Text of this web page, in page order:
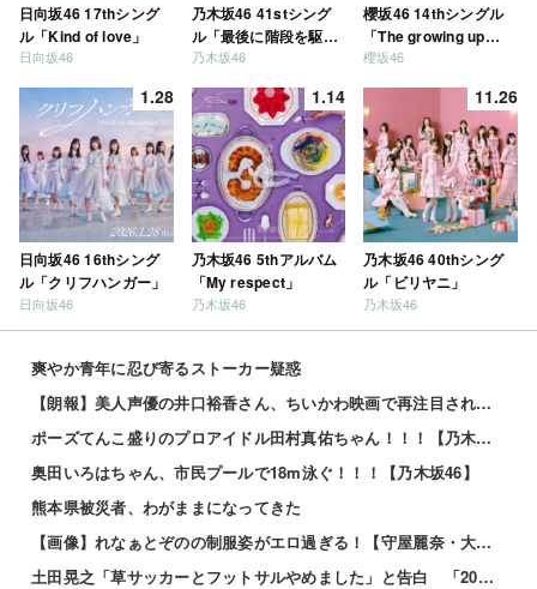
日向坂46 17thシング
ル「Kind of love」
日向坂46
乃木坂46 41stシング
ル「最後に階段を駆け
上がったのはいつ
乃木坂46
櫻坂46 14thシングル
「The growing up
train」
櫻坂46
1.28
日向坂46 16thシング
ル「クリフハンガー」
日向坂46
1.14
乃木坂46 5thアルバム
「My respect」
乃木坂46
11.26
乃木坂46 40thシング
ル「ビリヤニ」
乃木坂46
爽やか青年に忍び寄るストーカー疑惑
【朗報】美人声優の井口裕香さん、ちいかわ映画で再注目されるｗｗｗｗ
ポーズてんこ盛りのプロアイドル田村真佑ちゃん！！！【乃木坂46】
奥田いろはちゃん、市民プールで18m泳ぐ！！！【乃木坂46】
熊本県被災者、わがままになってきた
【画像】れなぁとぞのの制服姿がエロ過ぎる！【守屋麗奈・大園玲】【櫻坂46】 他
土田晃之「草サッカーとフットサルやめました」と告白 「20代の若手が来るんです。つまんなくて」 他